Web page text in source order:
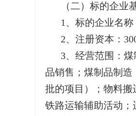
（二）标的企业
1、标的企业名
2、注册资本：
3、经营范围：
品销售；煤制品制
批的项目）；物料搬
铁路运输辅助活动